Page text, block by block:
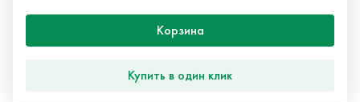
Корзина
Купить в один клик